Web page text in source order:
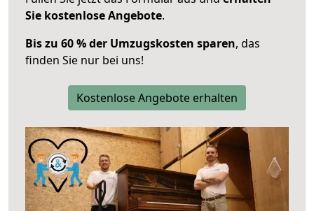
Sie kostenlose Angebote.
Bis zu 60 % der Umzugskosten sparen, das
finden Sie nur bei uns!
Kostenlose Angebote erhalten